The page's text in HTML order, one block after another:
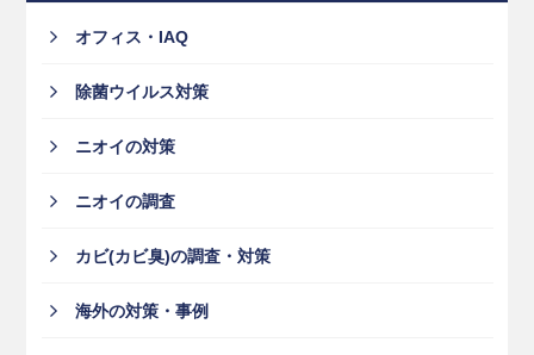
オフィス・IAQ
除菌ウイルス対策
ニオイの対策
ニオイの調査
カビ(カビ臭)の調査・対策
海外の対策・事例